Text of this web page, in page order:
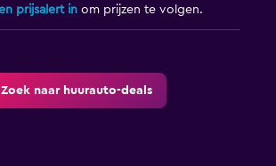
prijsalert in om prijzen te volgen.
Zoek naar huurauto-deals